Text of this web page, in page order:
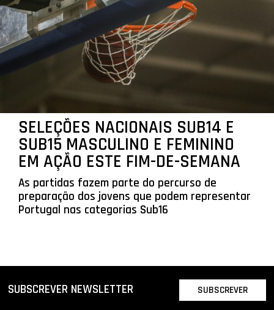
SELEÇÕES NACIONAIS SUB14 E
SUB15 MASCULINO E FEMININO
EM AÇÃO ESTE FIM-DE-SEMANA
As partidas fazem parte do percurso de
preparação dos jovens que podem representar
Portugal nas categorias Sub16
SUBSCREVER NEWSLETTER SUBSCREVER